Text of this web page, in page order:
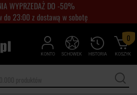
WYPRZEDAŻ DO -50%
do 23:00 z dostawą w sobotę
KONTO HISTORIA
SCHOWEK KOSZYK
0